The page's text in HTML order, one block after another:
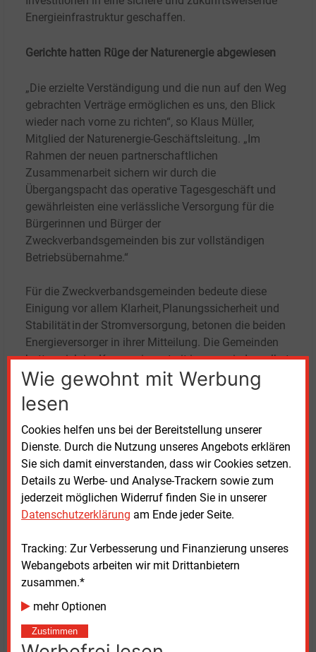
Wie gewohnt mit Werbung
lesen
Cookies helfen uns bei der Bereitstellung unserer
Dienste. Durch die Nutzung unseres Angebots erklären
Sie sich damit einverstanden, dass wir Cookies setzen.
Details zu Werbe- und Analyse-Trackern sowie zum
jederzeit möglichen Widerruf finden Sie in unserer
Datenschutzerklärung am Ende jeder Seite.
Tracking: Zur Verbesserung und Finanzierung unseres
Webangebots arbeiten wir mit Drittanbietern
zusammen.*
mehr Optionen
Zustimmen
Energieinfrastruktur geschaffen.
Gerichte hatten Rüge der Naturenergie abgewiesen
„Die erzielte Verständigung und die nun auf den Weg
gebrachten Verträge ermöglichen es uns, den Blick
wieder nach vorne zu richten“, so Klaus Müller,
Mitglied der Naturenergie-Geschäftsleitung. „Im
Rahmen der neuen partnerschaftlichen
Zusammenarbeit sichern wir durch die
Übergangspacht das operative Tagesgeschäft und
gewährleisten eine verlässliche Versorgung für die
Bürgerinnen und Bürger der
Zweckverbandsgemeinden bis zur vollständigen
Betriebsübernahme.“
Für die Zweckverbandsgemeinden bedeute diese
Einigung vor allem Klarheit, Planungssicherheit und
Stabilität in der Stromversorgung, betonen die beiden
Energieversorger in ihrer Mitteilung. Die Gemeinden
hatten sich im Konzessionsstreit immer wieder selbst
zu Wort gemeldet, unter anderem mit einer
Pressekonferenz im Dezember 2024, in der sie die
Naturenergie aufforderten, ergangene
Gerichtsentscheidungen zu respektieren (wir
berichteten).
Die Gemeinden hatten sich jeweils in einstimmigen
Ratsbeschlüssen für die Vergabe der Konzessionen
an die Netzgesellschaft der Badenova
Entscheidungen beziehungsweise zu den
Ausschreibungsverfahren hatten das Landgericht
Mannheim sowie das Oberlandesgericht Karlsruhe
Konzessionär geweigert, die Netze zu übergeben.
„Der langjährige Streit hat die beteiligten Kommunen